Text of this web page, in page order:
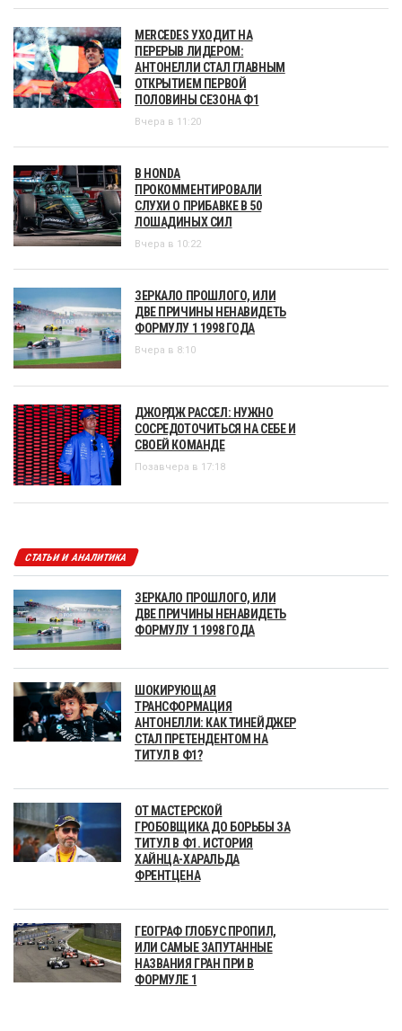
MERCEDES УХОДИТ НА
ПЕРЕРЫВ ЛИДЕРОМ:
АНТОНЕЛЛИ СТАЛ ГЛАВНЫМ
ОТКРЫТИЕМ ПЕРВОЙ
ПОЛОВИНЫ СЕЗОНА Ф1
Вчера в 11:20
В HONDA
ПРОКОММЕНТИРОВАЛИ
СЛУХИ О ПРИБАВКЕ В 50
ЛОШАДИНЫХ СИЛ
Вчера в 10:22
ЗЕРКАЛО ПРОШЛОГО, ИЛИ
ДВЕ ПРИЧИНЫ НЕНАВИДЕТЬ
ФОРМУЛУ 1 1998 ГОДА
Вчера в 8:10
ДЖОРДЖ РАССЕЛ: НУЖНО
СОСРЕДОТОЧИТЬСЯ НА СЕБЕ И
СВОЕЙ КОМАНДЕ
Позавчера в 17:18
СТАТЬИ И АНАЛИТИКА
ЗЕРКАЛО ПРОШЛОГО, ИЛИ
ДВЕ ПРИЧИНЫ НЕНАВИДЕТЬ
ФОРМУЛУ 1 1998 ГОДА
ШОКИРУЮЩАЯ
ТРАНСФОРМАЦИЯ
АНТОНЕЛЛИ: КАК ТИНЕЙДЖЕР
СТАЛ ПРЕТЕНДЕНТОМ НА
ТИТУЛ В Ф1?
ОТ МАСТЕРСКОЙ
ГРОБОВЩИКА ДО БОРЬБЫ ЗА
ТИТУЛ В Ф1. ИСТОРИЯ
ХАЙНЦА-ХАРАЛЬДА
ФРЕНТЦЕНА
ГЕОГРАФ ГЛОБУС ПРОПИЛ,
ИЛИ САМЫЕ ЗАПУТАННЫЕ
НАЗВАНИЯ ГРАН ПРИ В
ФОРМУЛЕ 1